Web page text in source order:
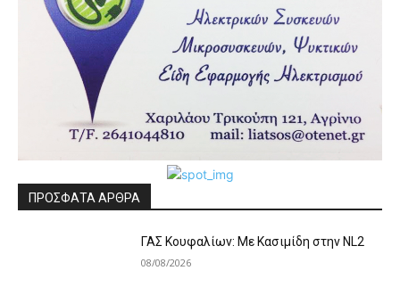
ΠΡΟΣΦΑΤΑ ΑΡΘΡΑ
ΓΑΣ Κουφαλίων: Με Κασιμίδη στην NL2
08/08/2026